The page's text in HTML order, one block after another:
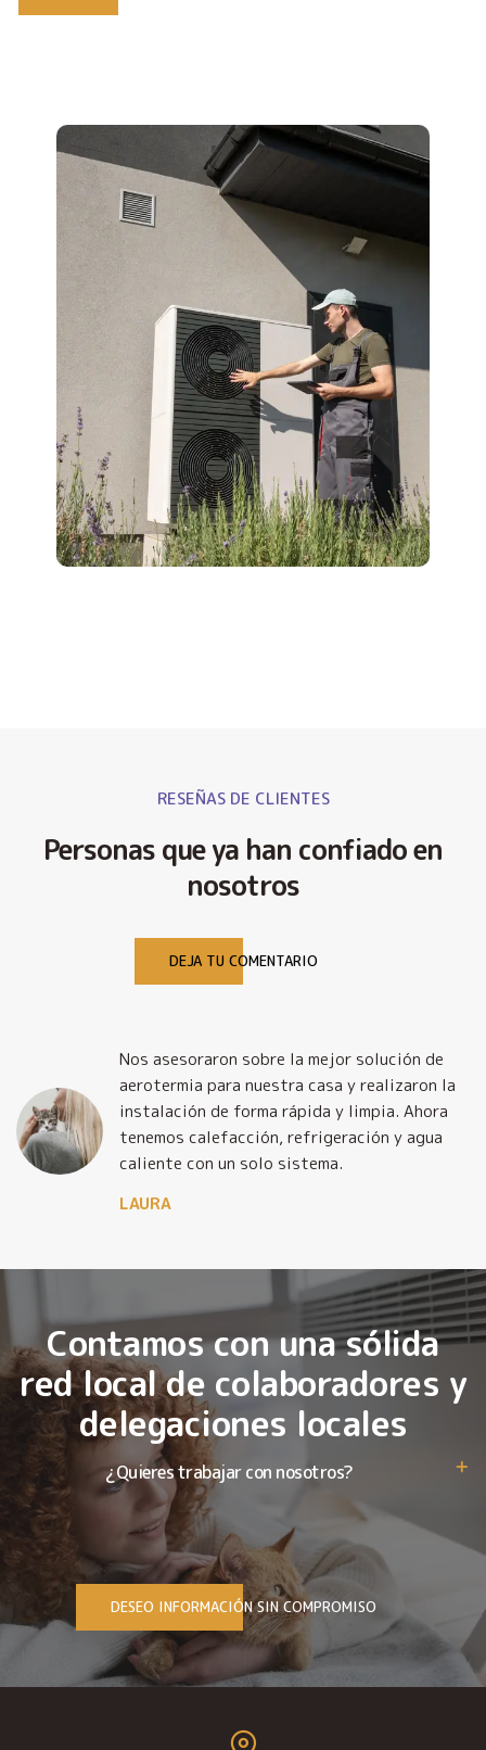
RESEÑAS DE CLIENTES
Personas que ya han confiado en
nosotros
DEJA TU COMENTARIO
Nos asesoraron sobre la mejor solución de
aerotermia para nuestra casa y realizaron la
instalación de forma rápida y limpia. Ahora
tenemos calefacción, refrigeración y agua
caliente con un solo sistema.
LAURA
Contamos con una sólida
red local de colaboradores y
delegaciones locales
¿Quieres trabajar con nosotros?
DESEO INFORMACIÓN SIN COMPROMISO